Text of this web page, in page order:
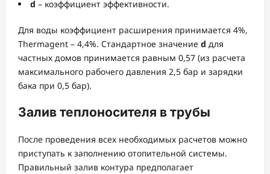
d – коэффициент эффективности.
Для воды коэффициент расширения принимается 4%,
Thermagent – 4,4%. Стандартное значение d для
частных домов принимается равным 0,57 (из расчета
максимального рабочего давления 2,5 бар и зарядки
бака при 0,5 бар).
Залив теплоносителя в трубы
После проведения всех необходимых расчетов можно
приступать к заполнению отопительной системы.
Правильный залив контура предполагает